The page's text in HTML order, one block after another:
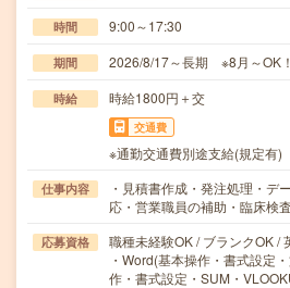
時間 9:00～17:30
期間 2026/8/17～長期 ※8月～OK！
時給 時給1800円＋交
交通費
※通勤交通費別途支給(規定有)
仕事内容
・見積書作成・発注処理・デ
応・営業職員の補助・臨床検
応募資格
職種未経験OK / ブランクOK /
・Word(基本操作・書式設定
作・書式設定・SUM・